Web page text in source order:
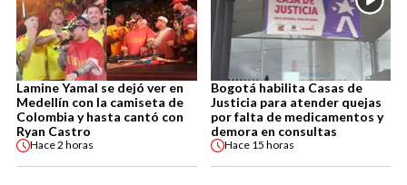
Lamine Yamal se dejó ver en
Medellín con la camiseta de
Colombia y hasta cantó con
Ryan Castro
Hace2 horas
Bogotá habilita Casas de
Justicia para atender quejas
por falta de medicamentos y
demora en consultas
Hace 15 horas